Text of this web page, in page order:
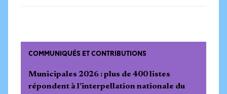
COMMUNIQUÉS ET CONTRIBUTIONS
Municipales 2026 : plus de 400 listes
répondent à l’interpellation nationale du